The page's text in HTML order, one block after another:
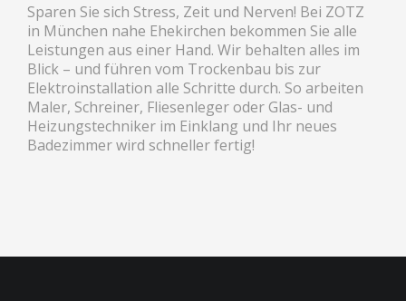
Sparen Sie sich Stress, Zeit und Nerven! Bei ZOTZ
in München nahe Ehekirchen bekommen Sie alle
Leistungen aus einer Hand. Wir behalten alles im
Blick – und führen vom Trockenbau bis zur
Elektroinstallation alle Schritte durch. So arbeiten
Maler, Schreiner, Fliesenleger oder Glas- und
Heizungstechniker im Einklang und Ihr neues
Badezimmer wird schneller fertig!